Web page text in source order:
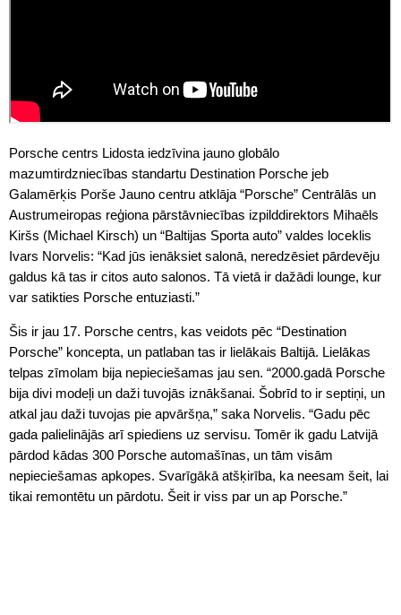
Porsche centrs Lidosta iedzīvina jauno globālo
mazumtirdzniecības standartu Destination Porsche jeb
Galamērķis Porše Jauno centru atklāja “Porsche” Centrālās un
Austrumeiropas reģiona pārstāvniecības izpilddirektors Mihaēls
Kiršs (Michael Kirsch) un “Baltijas Sporta auto” valdes loceklis
Ivars Norvelis: “Kad jūs ienāksiet salonā, neredzēsiet pārdevēju
galdus kā tas ir citos auto salonos. Tā vietā ir dažādi lounge, kur
var satikties Porsche entuziasti.”
Šis ir jau 17. Porsche centrs, kas veidots pēc “Destination
Porsche” koncepta, un patlaban tas ir lielākais Baltijā. Lielākas
telpas zīmolam bija nepieciešamas jau sen. “2000.gadā Porsche
bija divi modeļi un daži tuvojās iznākšanai. Šobrīd to ir septiņi, un
atkal jau daži tuvojas pie apvāršņa,” saka Norvelis. “Gadu pēc
gada palielinājās arī spiediens uz servisu. Tomēr ik gadu Latvijā
pārdod kādas 300 Porsche automašīnas, un tām visām
nepieciešamas apkopes. Svarīgākā atšķirība, ka neesam šeit, lai
tikai remontētu un pārdotu. Šeit ir viss par un ap Porsche.”